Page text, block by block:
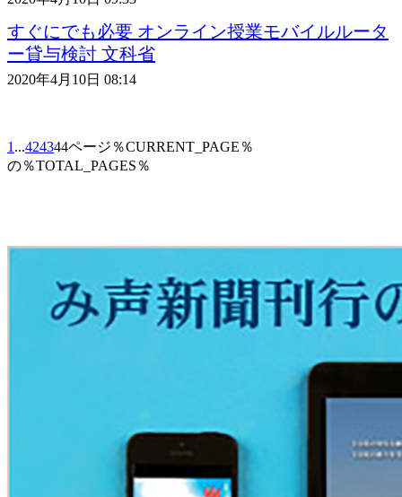
すぐにでも必要 オンライン授業モバイルルータ
ー貸与検討 文科省
2020年4月10日 08:14
1 ...424344ページ％CURRENT_PAGE％
の％TOTAL_PAGES％